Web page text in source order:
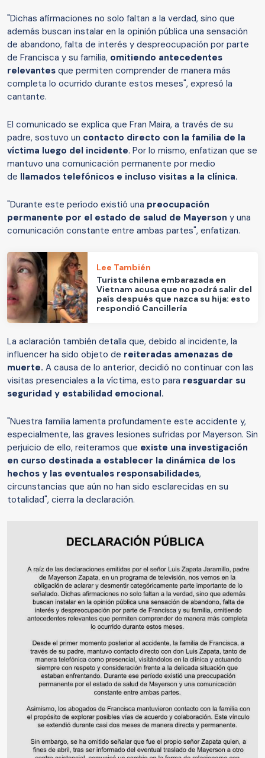
"Dichas afirmaciones no solo faltan a la verdad, sino que
además buscan instalar en la opinión pública una sensación
de abandono, falta de interés y despreocupación por parte
de Francisca y su familia, omitiendo antecedentes
relevantes que permiten comprender de manera más
completa lo ocurrido durante estos meses", expresó la
cantante.
El comunicado se explica que Fran Maira, a través de su
padre, sostuvo un contacto directo con la familia de la
víctima luego del incidente. Por lo mismo, enfatizan que se
mantuvo una comunicación permanente por medio
de llamados telefónicos e incluso visitas a la clínica.
"Durante este período existió una preocupación
permanente por el estado de salud de Mayerson y una
comunicación constante entre ambas partes", enfatizan.
Lee También
Turista chilena embarazada en
Vietnam acusa que no podrá salir del
país después que nazca su hija: esto
respondió Cancillería
La aclaración también detalla que, debido al incidente, la
influencer ha sido objeto de reiteradas amenazas de
muerte. A causa de lo anterior, decidió no continuar con las
visitas presenciales a la víctima, esto para resguardar su
seguridad y estabilidad emocional.
"Nuestra familia lamenta profundamente este accidente y,
especialmente, las graves lesiones sufridas por Mayerson. Sin
perjuicio de ello, reiteramos que existe una investigación
en curso destinada a establecer la dinámica de los
hechos y las eventuales responsabilidades,
circunstancias que aún no han sido esclarecidas en su
totalidad", cierra la declaración.